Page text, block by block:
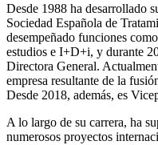
Desde 1988 ha desarrollado
Sociedad Española de
desempeñado funciones
estudios e I+D+i, y durante
Directora General.
empresa resultante de la
Desde 2018, además, es
A lo largo de su carrera, ha
numerosos proyectos